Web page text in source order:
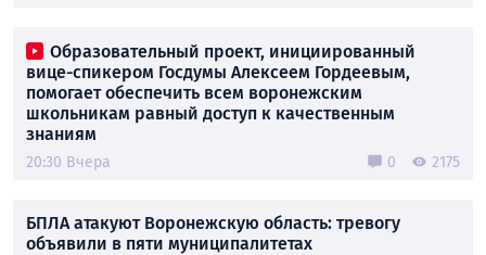
Образовательный проект, инициированный
вице-спикером Госдумы Алексеем Гордеевым,
помогает обеспечить всем воронежским
школьникам равный доступ к качественным
знаниям
20:30 Вчера 0 2175
БПЛА атакуют Воронежскую область: тревогу
объявили в пяти муниципалитетах